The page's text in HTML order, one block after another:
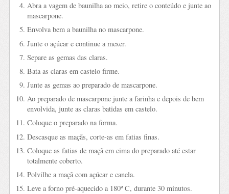
Abra a vagem de baunilha ao meio, retire o conteúdo e junte ao
mascarpone.
Envolva bem a baunilha no mascarpone.
Junte o açúcar e continue a mexer.
Separe as gemas das claras.
Bata as claras em castelo firme.
Junte as gemas ao preparado de mascarpone.
Ao preparado de mascarpone junte a farinha e depois de bem
envolvida, junte as claras batidas em castelo.
Coloque o preparado na forma.
Descasque as maçãs, corte-as em fatias finas.
Coloque as fatias de maçã em cima do preparado até estar
totalmente coberto.
Polvilhe a maçã com açúcar e canela.
Leve a forno pré-aquecido a 180º C, durante 30 minutos.